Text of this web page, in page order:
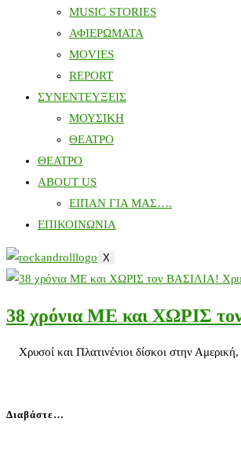
MUSIC STORIES
ΑΦΙΕΡΩΜΑΤΑ
MOVIES
REPORT
ΣΥΝΕΝΤΕΥΞΕΙΣ
ΜΟΥΣΙΚΗ
ΘΕΑΤΡΟ
ΘΕΑΤΡΟ
ABOUT US
ΕΙΠΑΝ ΓΙΑ ΜΑΣ….
ΕΠΙΚΟΙΝΩΝΙΑ
X
38 χρόνια ΜΕ και ΧΩΡΙΣ
Χρυσοί και Πλατινένιοι δίσκοι στην
Διαβάστε…